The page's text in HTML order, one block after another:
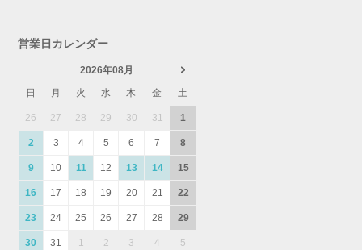
営業日カレンダー
2026年08月
日
月 火 水 木 金 土
26 27 28 29 30 31 1
2 3 4 5 6 7 8
9 10 11 12 13 14 15
16 17 18 19 20 21 22
23 24 25 26 27 28 29
30 31 1 2 3 4 5